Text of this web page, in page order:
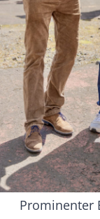
Prominenter